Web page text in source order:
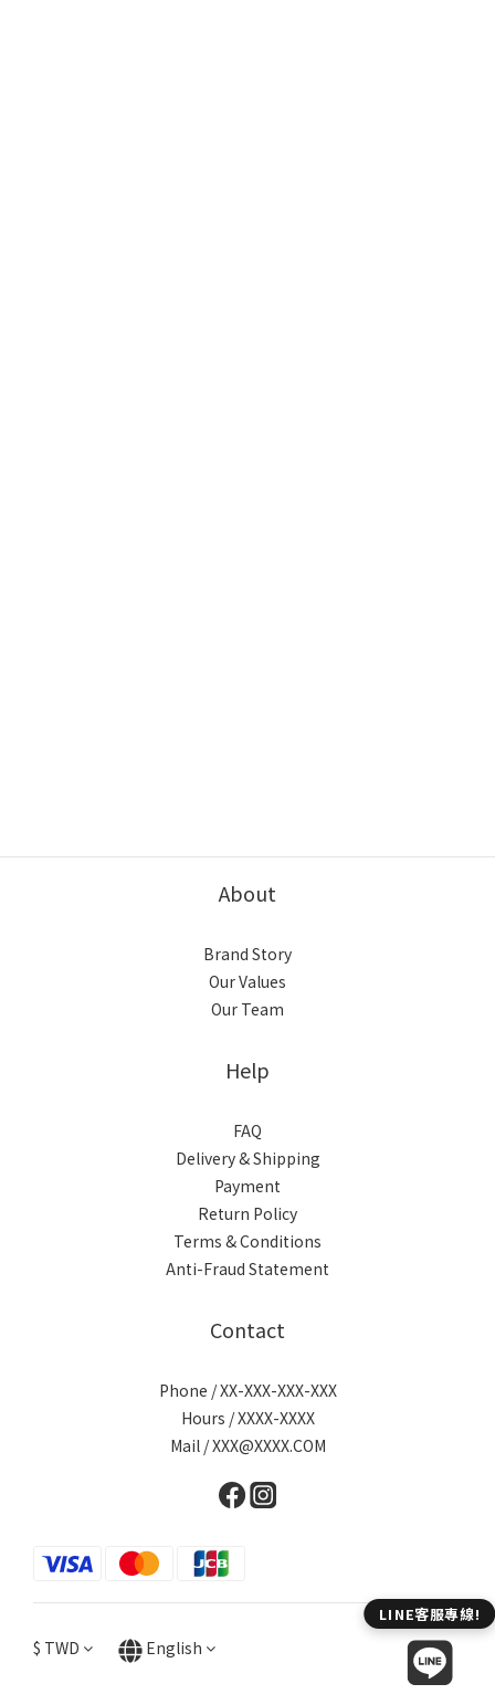
About
Brand Story
Our Values
Our Team
Help
FAQ
Delivery & Shipping
Payment
Return Policy
Terms & Conditions
Anti-Fraud Statement
Contact
Phone / XX-XXX-XXX-XXX
Hours / XXXX-XXXX
Mail / XXX@XXXX.COM
$ TWD English